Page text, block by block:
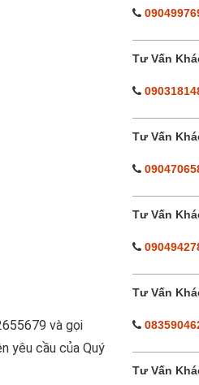
và gọi
yêu cầu của Quý
Tư Vấn
Tư Vấn
Tư Vấn
Tư Vấn
Tư Vấn